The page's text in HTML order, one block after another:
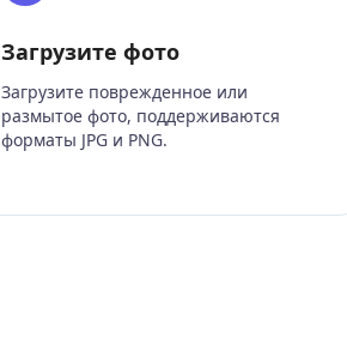
Загрузите фото
Загрузите поврежденное или
размытое фото, поддерживаются
форматы JPG и PNG.